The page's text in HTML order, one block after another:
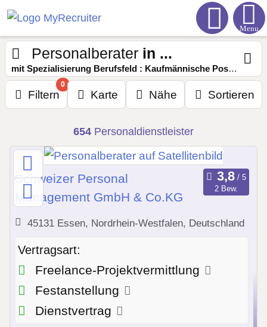
Menu
Personalberater in ...
mit Spezialisierung Berufsfeld : Kaufmännische Position
Filtern
0
Karte Nähe Sortieren
654 Personaldienstleister
Schweizer Personal
Management GmbH & Co.KG
2 Bew.
45131 Essen, Nordrhein-Westfalen, Deutschland
Vertragsart:
Freelance-Projektvermittlung
Festanstellung
Dienstvertrag